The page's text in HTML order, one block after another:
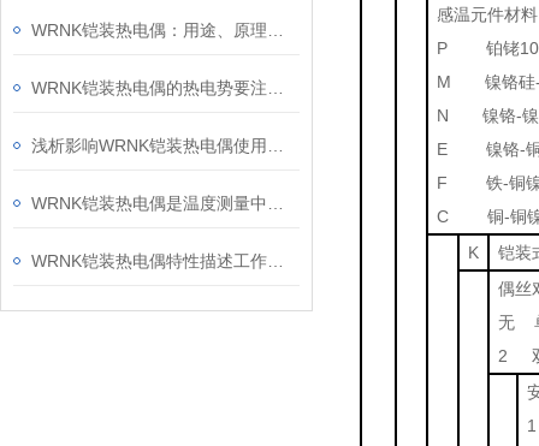
感温元件材料
P 铂铑
M 镍铬硅-
N 镍铬-
E 镍铬-
F 铁-铜
C 铜-铜
K
铠装
偶丝
无
2